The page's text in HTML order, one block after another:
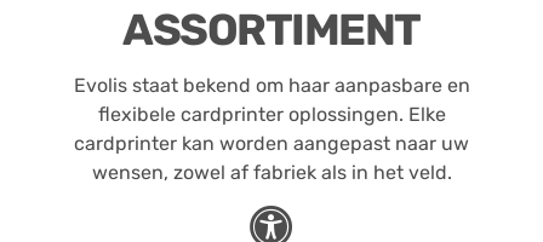
ASSORTIMENT
Evolis staat bekend om haar aanpasbare en
flexibele cardprinter oplossingen. Elke
cardprinter kan worden aangepast naar uw
wensen, zowel af fabriek als in het veld.